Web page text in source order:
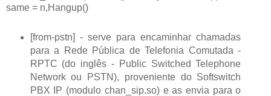
same = n,Hangup()
[from-pstn] - serve para encaminhar chamadas
para a Rede Pública de Telefonia Comutada -
RPTC (do inglês - Public Switched Telephone
Network ou PSTN), proveniente do Softswitch
PBX IP (modulo chan_sip.so) e as envia para o